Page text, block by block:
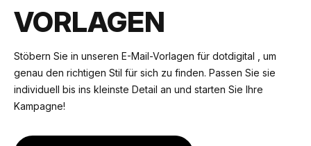
VORLAGEN
Stöbern Sie in unseren E-Mail-Vorlagen für dotdigital , um
genau den richtigen Stil für sich zu finden. Passen Sie sie
individuell bis ins kleinste Detail an und starten Sie Ihre
Kampagne!